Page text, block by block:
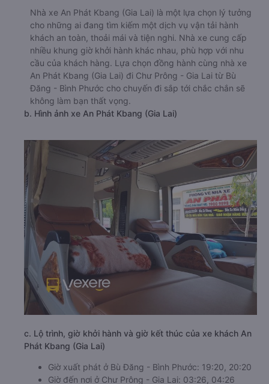
Nhà xe An Phát Kbang (Gia Lai) là một lựa chọn lý tưởng
cho những ai đang tìm kiếm một dịch vụ vận tải hành
khách an toàn, thoải mái và tiện nghi. Nhà xe cung cấp
nhiều khung giờ khởi hành khác nhau, phù hợp với nhu
cầu của khách hàng. Lựa chọn đồng hành cùng nhà xe
An Phát Kbang (Gia Lai) đi Chư Prông - Gia Lai từ Bù
Đăng - Bình Phước cho chuyến đi sắp tới chắc chắn sẽ
không làm bạn thất vọng.
b. Hình ảnh xe An Phát Kbang (Gia Lai)
c. Lộ trình, giờ khởi hành và giờ kết thúc của xe khách An
Phát Kbang (Gia Lai)
Giờ xuất phát ở Bù Đăng - Bình Phước: 19:20, 20:20
Giờ đến nơi ở Chư Prông - Gia Lai: 03:26, 04:26